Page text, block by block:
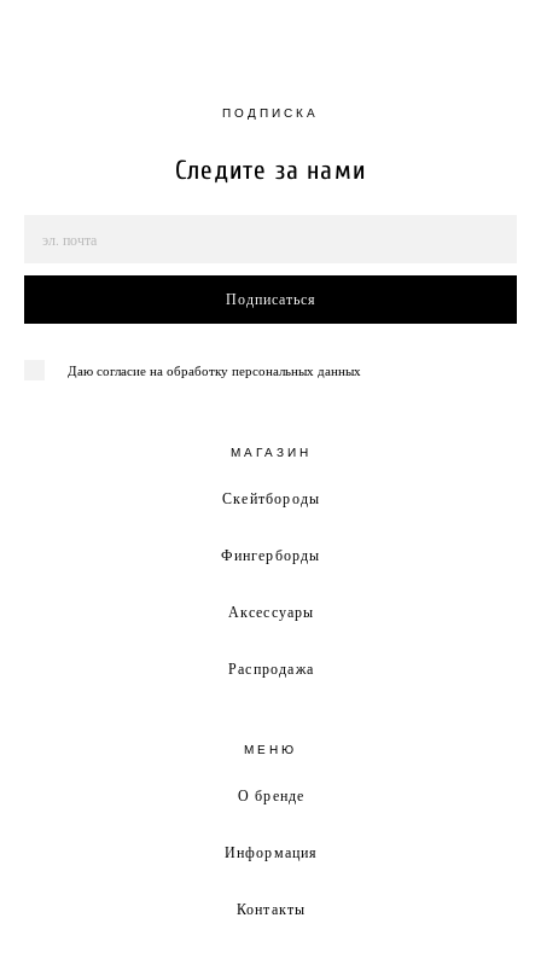
ПОДПИСКА
Следите за нами
Подписаться
Даю согласие на обработку персональных данных
МАГАЗИН
Скейтбороды
Фингерборды
Аксессуары
Распродажа
МЕНЮ
О бренде
Информация
Контакты